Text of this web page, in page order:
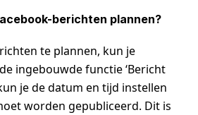
berichten plannen?
te plannen, kun je
ingebouwde functie ‘Bericht
je de datum en tijd instellen
worden gepubliceerd. Dit is